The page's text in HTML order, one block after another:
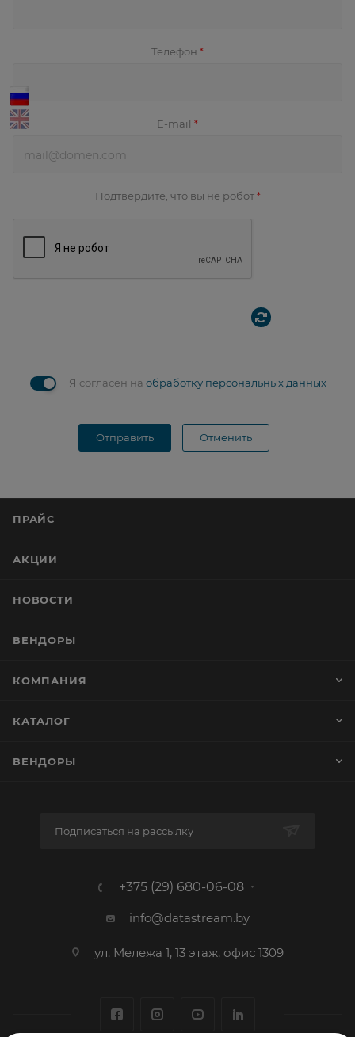
Телефон *
E-mail *
Подтвердите, что вы не робот *
Я согласен на обработку персональных данных
Отправить Отменить
ПРАЙС
АКЦИИ
НОВОСТИ
ВЕНДОРЫ
КОМПАНИЯ
КАТАЛОГ
ВЕНДОРЫ
Подписаться на рассылку
+375 (29) 680-06-08
info@datastream.by
ул. Мележа 1, 13 этаж, офис 1309